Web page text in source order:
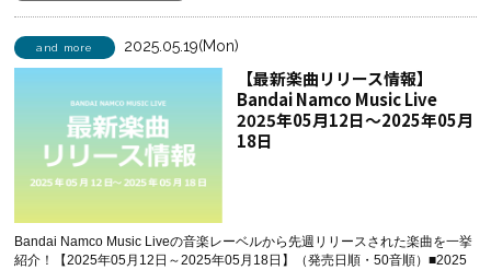
and more 2025.05.19(Mon)
【最新楽曲リリース情報】
Bandai Namco Music Live
2025年05月12日～2025年05月
18日
Bandai Namco Music Liveの音楽レーベルから先週リリースされた楽曲を一挙
紹介！【2025年05月12日～2025年05月18日】（発売日順・50音順）■2025